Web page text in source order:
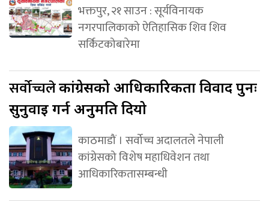
भक्तपुर, २१ साउन : सूर्यविनायक
नगरपालिकाको ऐतिहासिक शिव शिव
सर्किटकोबारेमा
सर्वोच्चलेकांग्रेसको आधिकारिकता विवाद पुनः
सुनुवाइ गर्न अनुमति दियो
काठमाडौं । सर्वोच्च अदालतले नेपाली
कांग्रेसको विशेष महाधिवेशन तथा
आधिकारिकतासम्बन्धी